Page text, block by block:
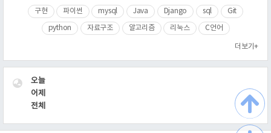
구현 파이썬 mysql Java Django sql Git
python 자료구조 알고리즘 리눅스 C언어
더보기+
VISITOR오늘
어제
전체